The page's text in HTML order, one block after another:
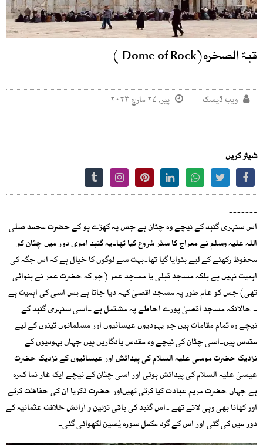
قبۃ الصخرہ(Dome of Rock )
ویب ڈیسک پیر, ۲۷ مارچ ۲۰۲۳
شیئر کریں
۔۔۔۔۔۔۔
اس سنہری گنبد کے نیچے وہ چٹان ہے جس پہ کھڑے ہو کے حضرت محمد صلی
اللہ علیہ وسلم نے معراج کا سفر شروع کیا تھا۔یہ گنبد اموی دور میں چٹان کو
محفوظ رکھنے کے لیے بنوایا گیا تھا۔بہت سے لوگوں کا خیال ہے کہ اس جگہ کی
اہمیت نہیں ہے بلکہ مسجد قبلی یا مسجد عمر (جو کہ حضرت عمر نے بنوائی
تھی) جس کو عام طور پہ مسجد اقصیٰ کہہ دیا جاتا ہے بس اسی کی اہمیت ہے
۔ حالانکہ مسجد اقصیٰ پورے احاطے پہ مشتمل ہے ۔اسی سنہری گنبد کے
نیچے وہ تمام مقامات ہیں جو یہودیوں عیسائیوں اور مسلمانوں تینوں کے لیے
مقدس ہیں۔اسی چٹان کی نیچے وہ مقدس یادگاریں ہیں جہاں یہودیوں کے
نزدیک حضرت موسی علیہ السلام کی پیدائش اور عیسائیوں کے نزدیک حضرت
عیسیٰ علیہ السلام کی پیدائش ہوئی اور اسی چٹان کے نیچے ایک غار نما کمرہ
ہے جہاں حضرت مریم عبادت کیا کرتی تھیںاور حضرت ذکریا ان کی حفاظت کرتے
اور کھانا بھی وہی لاتے تھے ۔اس گنبد کی باقی تزئین و آرائش خلافت عثمانیہ کے
دور میں کی گئی اور اس کے گرد مکمل سورہ یٰسین لکھوائی گئی۔